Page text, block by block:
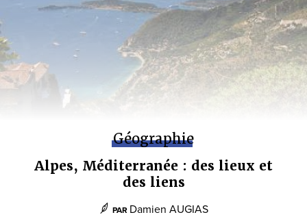
Géographie
Alpes, Méditerranée : des lieux et
des liens
PAR Damien AUGIAS